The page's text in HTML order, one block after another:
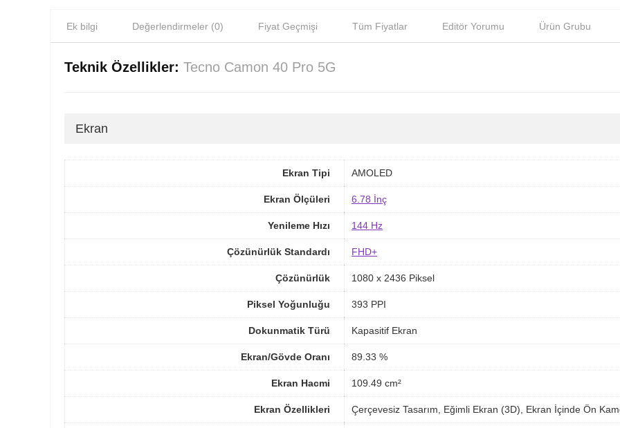
Ek bilgi Değerlendirmeler (0) Fiyat Geçmişi Tüm Fiyatlar Editör Yorumu Ürün Grubu
Teknik Özellikler: Tecno Camon 40 Pro 5G
Ekran
Ekran Tipi AMOLED
Ekran Ölçüleri 6.78 İnç
Yenileme Hızı 144 Hz
Çözünürlük Standardı FHD+
Çözünürlük 1080 x 2436 Piksel
Piksel Yoğunluğu 393 PPI
Dokunmatik Türü Kapasitif Ekran
Ekran/Gövde Oranı 89.33 %
Ekran Hacmi 109.49 cm²
Ekran Özellikleri Çerçevesiz Tasarım, Eğimli Ekran (3D), Ekran İçinde Ön